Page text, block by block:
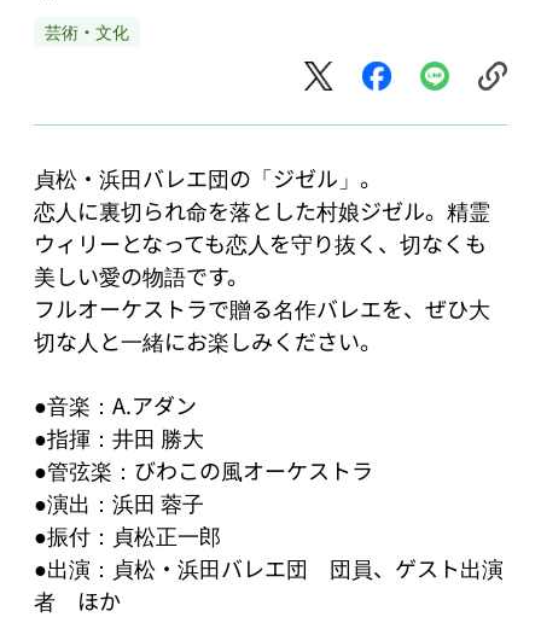
芸術・文化
貞松・浜田バレエ団の「ジゼル」。
恋人に裏切られ命を落とした村娘ジゼル。精霊
ウィリーとなっても恋人を守り抜く、切なくも
美しい愛の物語です。
フルオーケストラで贈る名作バレエを、ぜひ大
切な人と一緒にお楽しみください。
●音楽：A.アダン
●指揮：井田 勝大
●管弦楽：びわこの風オーケストラ
●演出：浜田 蓉子
●振付：貞松正一郎
●出演：貞松・浜田バレエ団　団員、ゲスト出演
者　ほか